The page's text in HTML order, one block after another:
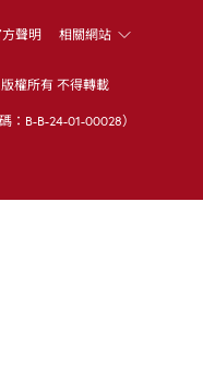
聲明 相關網站
權所有 不得轉載
B-B-24-01-00028）